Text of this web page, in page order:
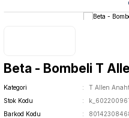
Beta - Bombeli T
Kategori
T Allen
Stok Kodu
Barkod Kodu